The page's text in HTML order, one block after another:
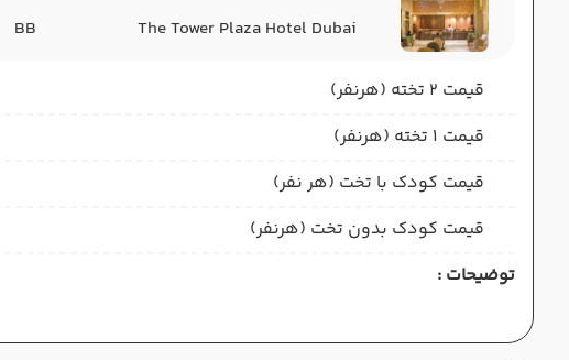
The Tower Plaza Hotel Dubai
BB
قیمت 2 تخته (هرنفر)
قیمت 1 تخته (هرنفر)
قیمت کودک با تخت (هر نفر)
قیمت کودک بدون تخت (هرنفر)
توضیحات :